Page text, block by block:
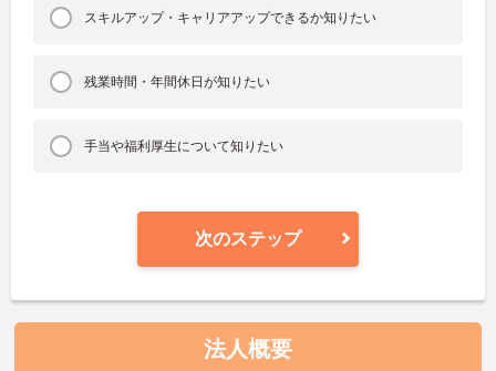
スキルアップ・キャリアアップできるか知りたい
残業時間・年間休日が知りたい
手当や福利厚生について知りたい
次のステップ
法人概要